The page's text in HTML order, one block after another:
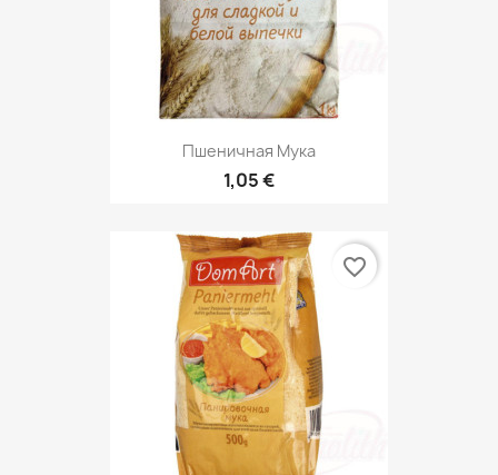
Пшеничная Мука
1,05 €
favorite_border